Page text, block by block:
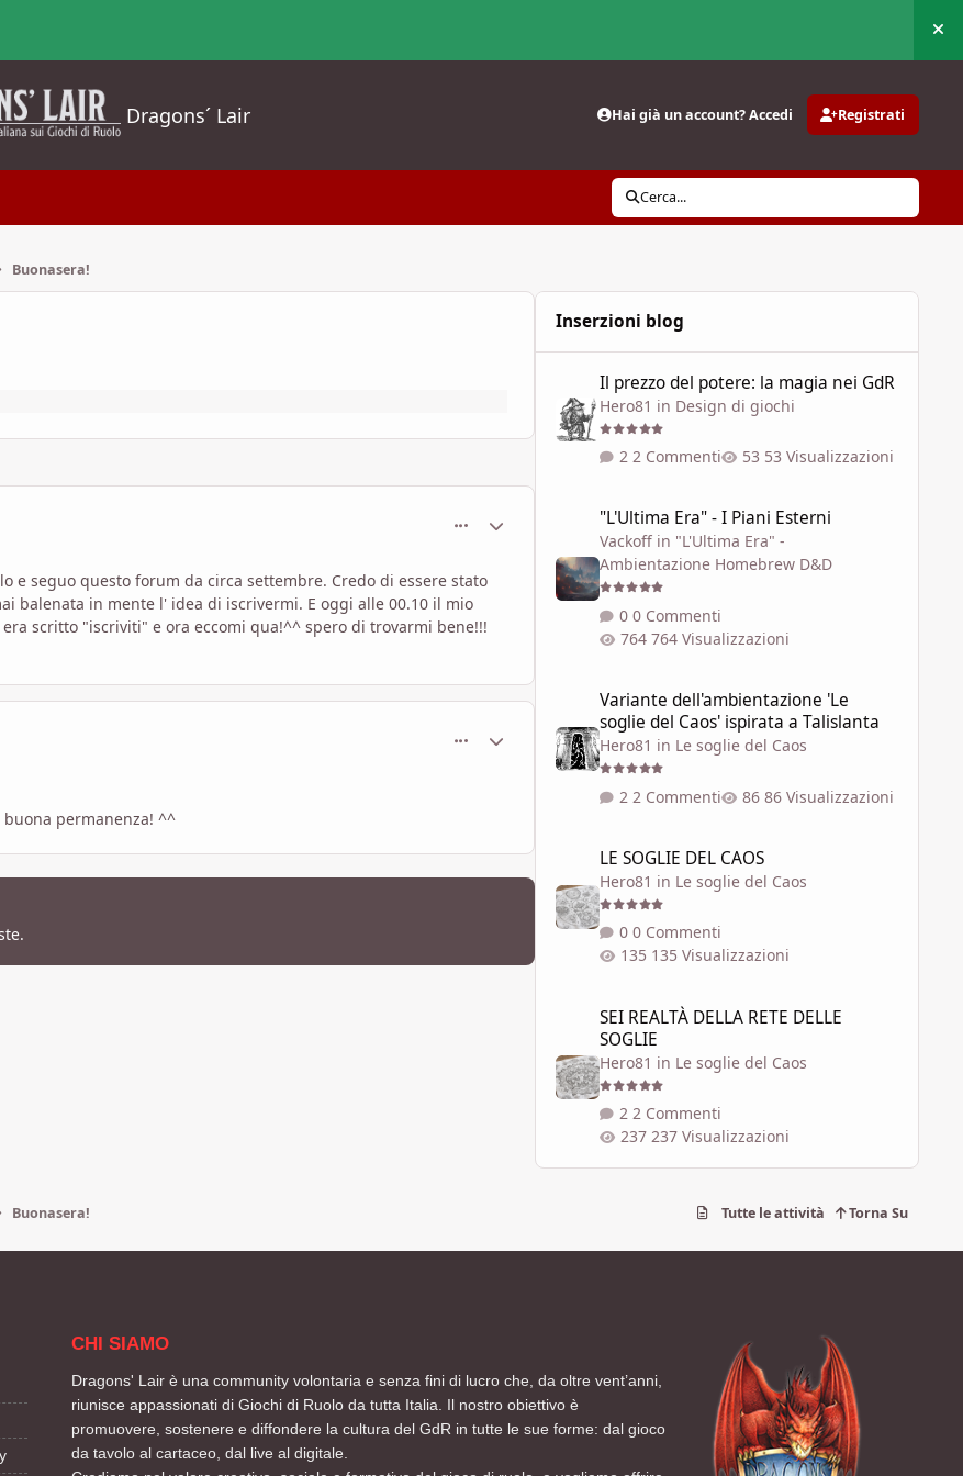
Dragons´ Lair Hai già un account? Accedi Registrati
Cerca...
Buonasera!
Statistiche Autore
e seguo questo forum da circa settembre. Credo di essere stato
balenata in mente l' idea di iscrivermi. E oggi alle 00.10 il mio
scritto "iscriviti" e ora eccomi qua!^^ spero di trovarmi bene!!!
comment_569684
Statistiche Autore
permanenza! ^^
Inserzioni blog
Il prezzo del potere: la magia nei GdR
Hero81 in Design di giochi
2 Commenti 53 Visualizzazioni
"L'Ultima Era" - I Piani Esterni
Vackoffin "L'Ultima Era" -
Ambientazione Homebrew D&D
0 Commenti
764 Visualizzazioni
Variante dell'ambientazione 'Le soglie del Caos' ispirata a
Variante dell'ambientazione 'Le
soglie del Caos' ispirata a Talislanta
Hero81 in Le soglie del Caos
2 Commenti 86 Visualizzazioni
LE SOGLIE DEL CAOS
Hero81 in Le soglie del Caos
0 Commenti
135 Visualizzazioni
SEI REALTÀ DELLA RETE DELLE
SOGLIE
Hero81 in Le soglie del Caos
2 Commenti
237 Visualizzazioni
Buonasera! Tutte le attività Torna Su
CHI SIAMO
Dragons' Lair è una community volontaria e senza fini di lucro che, da oltre vent’anni,
riunisce appassionati di Giochi di Ruolo da tutta Italia. Il nostro obiettivo è
promuovere, sostenere e diffondere la cultura del GdR in tutte le sue forme: dal gioco
da tavolo al cartaceo, dal live al digitale.